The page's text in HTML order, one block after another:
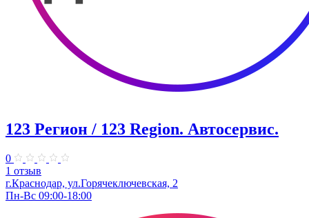
123 Регион / 123 Region. Автосервис.
0
1 отзыв
г.Краснодар, ул.Горячеключевская, 2
Пн-Вс 09:00-18:00